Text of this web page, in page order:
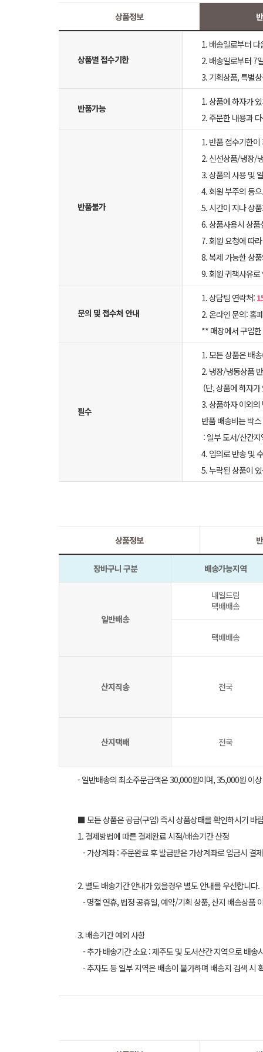
상품정보
상품별 접수기한
1. 배송일로부터
2. 배송일로부터 7
3. 기획상품, 특별
반품가능
1. 상품에 하자가
2. 주문한 내용과
반품불가
1. 반품 접수기한이
2. 신선상품/냉장/
3. 상품의 사용 및
4. 회원 부주의 등
5. 시간이 지나 상
6. 상품사용시 상
7. 회원 요청에 따
8. 복제 가능한 상
9. 회원 귀책사유
문의 및 접수처 안내
1. 상담팀 연락처:
2. 온라인 문의: 홈
** 매장에서 구입
필수
1. 모든 상품은 배
2. 냉장/냉동상품
(단, 상품에 하자
3. 상품하자 이외
반품 배송비는 박
: 일부 도서/산간
4. 임의로 반송 및
5. 누락된 상품이
상품정보
장바구니 구분 배송가능지역
일반배송
내일드림
택배배송
택배배송
산지직송 전국
산지택배 전국
- 일반배송의 최소주문금액은 30,000원이며, 35,000원 이
■ 모든 상품은 공급(구입) 즉시 상품상태를 확인하시기 바
1. 결제방법에 따른 결제완료 시점/배송기간 산정
- 가상계좌 : 주문완료 후 발급받은 가상계좌로 입금시
2. 별도 배송기간 안내가 있을경우 별도 안내를 우선합니다.
- 명절 연휴, 법정 공휴일, 예약/기획 상품, 산지 배송상품
3. 배송기간 예외 사항
- 추가 배송기간 소요 : 제주도 및 도서산간 지역으로 배
- 추자도 등 일부 지역은 배송이 불가하며 배송지 검색 시